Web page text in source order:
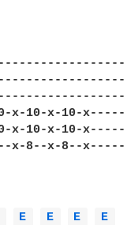
|
|
|
x-10-x-10-x-----|
x-10-x-10-x-----|
8--x-8--x-----|
E E E
E